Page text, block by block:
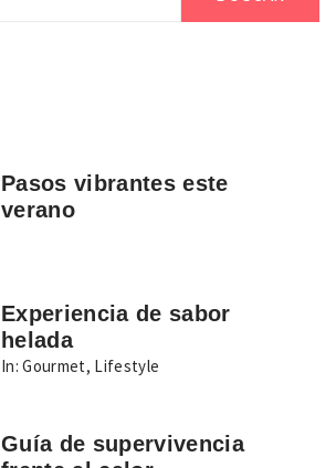
Pasos vibrantes este
verano
Experiencia de sabor
helada
In: Gourmet, Lifestyle
Guía de supervivencia